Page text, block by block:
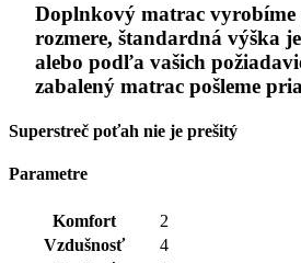
Doplnkový matrac
rozmere, štandardná výška
alebo podľa vašich
zabalený matrac pošleme
Superstreč poťah nie je prešitý
Parametre
Komfort
2
Vzdušnosť
4